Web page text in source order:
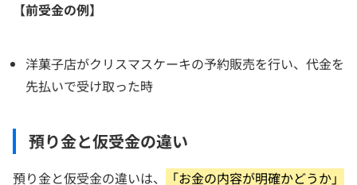
【前受金の例】
洋菓子店がクリスマスケーキの予約販売を行い、代金を
先払いで受け取った時
預り金と仮受金の違い
預り金と仮受金の違いは、 「お金の内容が明確かどうか」